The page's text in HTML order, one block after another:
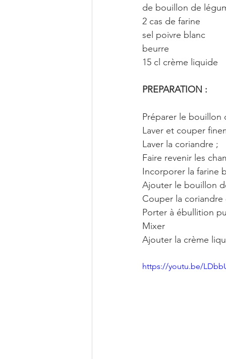
de bouillon de
2 cas de farine
sel poivre blanc
beurre
15 cl crème liquide
PREPARATION :
Laver la coriandre ;
Faire revenir les
Incorporer la farine
Ajouter le bouillon
Couper la
Porter à ébullition
Mixer
Ajouter la crème
https://youtu.be/